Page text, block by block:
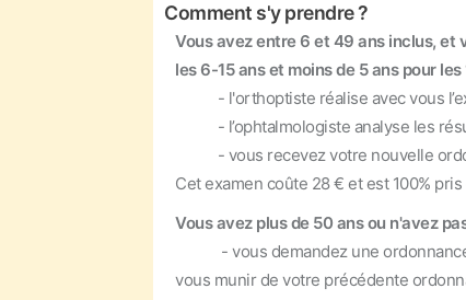
Comment s'y prendre ?
Vous avez entre 6 et 49 ans inclus, et
les 6-15 ans et moins de 5 ans pour
- l'orthoptiste réalise avec vous
- l’ophtalmologiste analyse les
- vous recevez votre nouvelle
Cet examen coûte 28 € et est 100%
Vous avez plus de 50 ans ou n'avez
- vous demandez une ordonnance
vous munir de votre précédente